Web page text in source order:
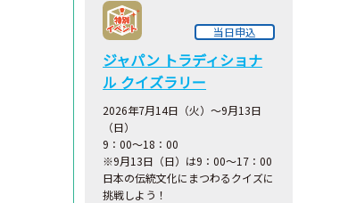
当日申込
ジャパン トラディショナ
ル クイズラリー
2026年7月14日（火）～9月13日
（日）
9：00～18：00
※9月13日（日）は9：00～17：00
日本の伝統文化にまつわるクイズに
挑戦しよう！